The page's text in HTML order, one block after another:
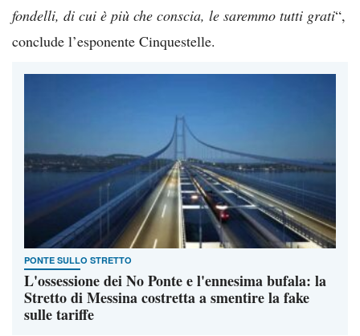
fondelli, di cui è più che conscia, le saremmo tutti grati“,
conclude l’esponente Cinquestelle.
PONTE SULLO STRETTO
L'ossessione dei No Ponte e l'ennesima bufala: la
Stretto di Messina costretta a smentire la fake
sulle tariffe